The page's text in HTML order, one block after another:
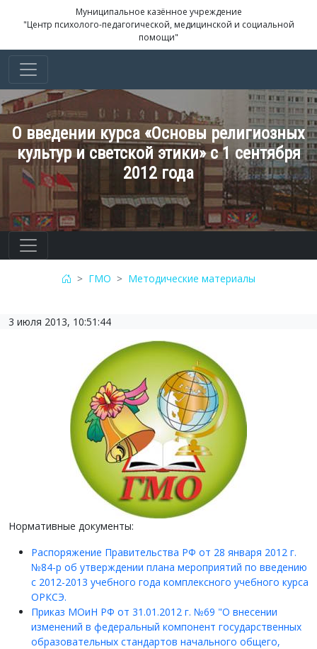
Муниципальное казённое учреждение
"Центр психолого-педагогической, медицинской и социальной
помощи"
О введении курса «Основы религиозных
культур и светской этики» с 1 сентября
2012 года
ГМО Методические материалы
3 июля 2013, 10:51:44
Нормативные документы:
Распоряжение Правительства РФ от 28 января 2012 г.
№84-р об утверждении плана мероприятий по введению
с 2012-2013 учебного года комплексного учебного курса
ОРКСЭ.
Приказ МОиН РФ от 31.01.2012 г. №69 "О внесении
изменений в федеральный компонент государственных
образовательных стандартов начального общего,